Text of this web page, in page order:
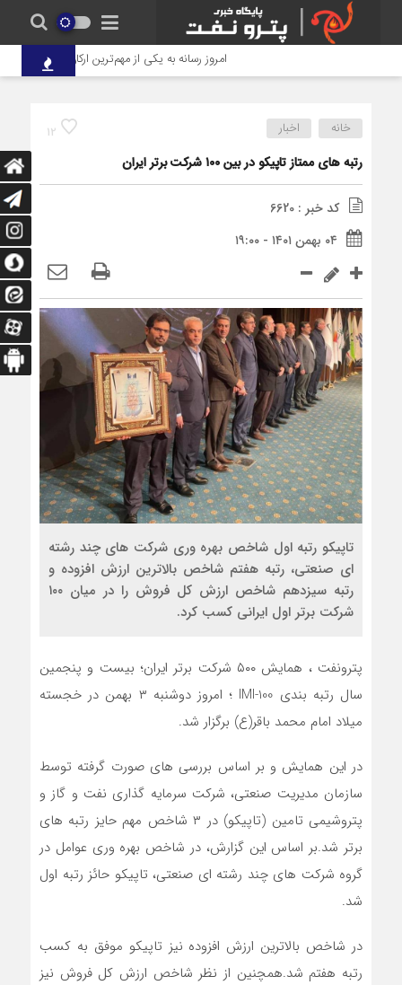
امروز رسانه به یکی از مهم‌ترین ارکان شکل‌دهنده
12 خانه اخبار
رتبه های ممتاز تاپیکو در بین ۱۰۰ شرکت برتر ایران
کد خبر : 6620
۰۴ بهمن ۱۴۰۱ - ۱۹:۰۰
تاپیکو رتبه اول شاخص بهره وری شرکت های چند رشته
ای صنعتی، رتبه هفتم شاخص بالاترین ارزش افزوده و
رتبه سیزدهم شاخص ارزش کل فروش را در میان ۱۰۰
شرکت برتر اول ایرانی کسب کرد.
پترونفت ، همایش ۵۰۰ شرکت برتر ایران؛ بیست و پنجمین
سال رتبه بندی IMI-100 ؛ امروز دوشنبه ۳ بهمن در خجسته
میلاد امام محمد باقر(ع) برگزار شد.
در این همایش و بر اساس بررسی های صورت گرفته توسط
سازمان مدیریت صنعتی، شرکت سرمایه گذاری نفت و گاز و
پتروشیمی تامین (تاپیکو) در ۳ شاخص مهم حایز رتبه های
برتر شد.بر اساس این گزارش، در شاخص بهره وری عوامل در
گروه شرکت های چند رشته ای صنعتی، تاپیکو حائز رتبه اول
شد.
در شاخص بالاترین ارزش افزوده نیز تاپیکو موفق به کسب
رتبه هفتم شد.همچنین از نظر شاخص ارزش کل فروش نیز